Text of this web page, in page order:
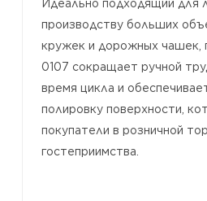
Идеально подходящий для
производству больших
кружек и дорожных чашек,
0107 сокращает ручной
время цикла и
полировку поверхности,
покупатели в розничной
гостеприимства.